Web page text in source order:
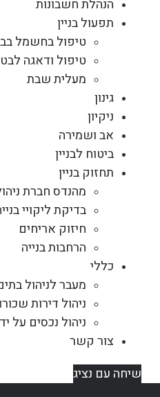
הנהלת חשבונות
תפעול בניין
טיפול בחשמל
טיפול ודאגה
מעלית שבת
גינון
ניקיון
אב ושמירה
ביטוח לבניין
תחזוק בניין
מהנדס חברת
בדיקת ליקויי
חיזוק אריחים
הרחבות בנייה
כללי
מעבר לניהול
ניהול דירות
ניהול נכסים על
צור קשר
שיחה עם נציג